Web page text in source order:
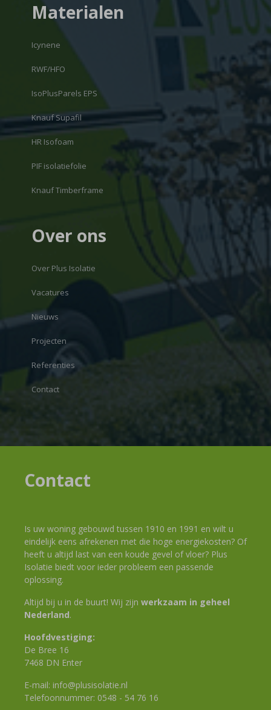
Materialen
Icynene
RWF/HFO
IsoPlusParels EPS
Knauf Supafil
HR Isofoam
PIF isolatiefolie
Knauf Timberframe
Over ons
Over Plus Isolatie
Vacatures
Nieuws
Projecten
Referenties
Contact
Contact
Is uw woning gebouwd tussen 1910 en 1991 en wilt u
eindelijk eens afrekenen met die hoge energiekosten? Of
heeft u altijd last van een koude gevel of vloer? Plus
Isolatie biedt voor ieder probleem een passende
oplossing.
Altijd bij u in de buurt! Wij zijn werkzaam in geheel
Nederland.
Hoofdvestiging:
De Bree 16
7468 DN Enter
E-mail: info@plusisolatie.nl
Telefoonnummer: 0548 - 54 76 16